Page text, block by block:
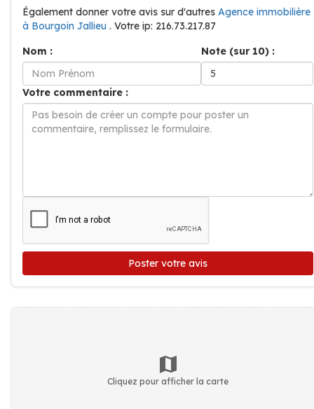
Également donner votre avis sur d'autres Agence immobilière
à Bourgoin Jallieu . Votre ip: 216.73.217.87
Nom :
Note (sur 10) :
Votre commentaire :
Poster votre avis
Cliquez pour afficher la carte